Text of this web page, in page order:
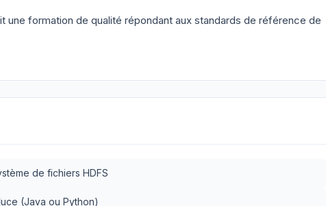
une formation de qualité répondant aux standards de référence de
de fichiers HDFS
(Java ou Python)